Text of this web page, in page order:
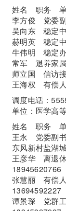
姓名 职务
李方俊 党委
吴向东 稳定
赫明英 稳定
牛伟明 稳定
常军 退养家
师立国 信访
王海权 有偿
调度电话：
单位：医学高
姓名 职务
王永 党委副
东风新村盐湖
王彦华 离退
18945620766
张慧丽 有偿
13694592227
谭景琛 党群